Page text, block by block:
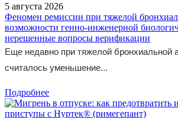
5 августа 2026
Феномен ремиссии при тяжелой
возможности генно-инженерной
нерешенные вопросы верификации
Еще недавно при тяжелой бронхиальной
считалось уменьшение...
Подробнее